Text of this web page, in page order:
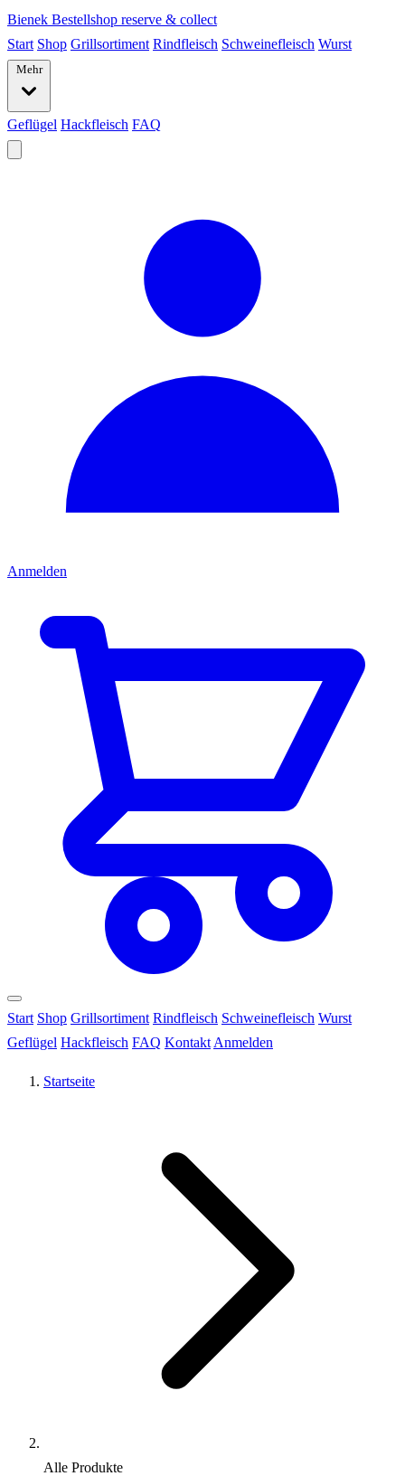
Bienek Bestellshop reserve & collect
Start Shop Grillsortiment Rindfleisch Schweinefleisch Wurst
Mehr
Geflügel Hackfleisch FAQ
Anmelden
Start Shop Grillsortiment Rindfleisch Schweinefleisch Wurst
Geflügel Hackfleisch FAQ Kontakt Anmelden
Startseite
Alle Produkte